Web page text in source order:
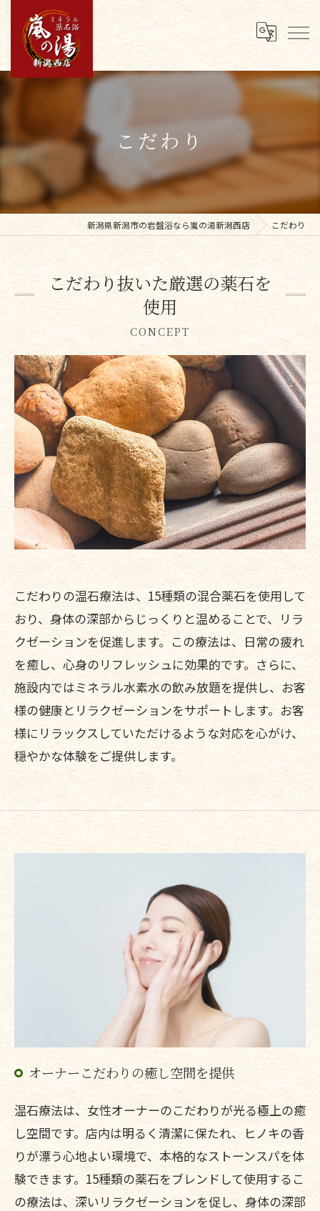
こだわり
新潟県新潟市の岩盤浴なら嵐の湯新潟西店 こだわり
こだわり抜いた厳選の薬石を
使用
CONCEPT
こだわりの温石療法は、15種類の混合薬石を使用して
おり、身体の深部からじっくりと温めることで、リラ
クゼーションを促進します。この療法は、日常の疲れ
を癒し、心身のリフレッシュに効果的です。さらに、
施設内ではミネラル水素水の飲み放題を提供し、お客
様の健康とリラクゼーションをサポートします。お客
様にリラックスしていただけるような対応を心がけ、
穏やかな体験をご提供します。
オーナーこだわりの癒し空間を提供
温石療法は、女性オーナーのこだわりが光る極上の癒
し空間です。店内は明るく清潔に保たれ、ヒノキの香
りが漂う心地よい環境で、本格的なストーンスパを体
験できます。15種類の薬石をブレンドして使用するこ
の療法は、深いリラクゼーションを促し、身体の深部